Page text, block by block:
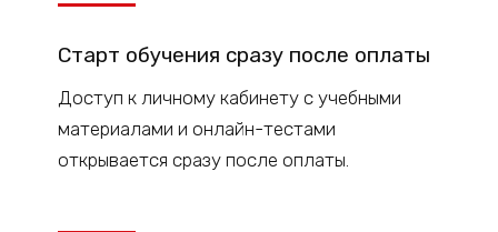
Старт обучения сразу после оплаты
Доступ к личномукабинету с учебными
материалами и онлайн-тестами
открывается сразу после оплаты.